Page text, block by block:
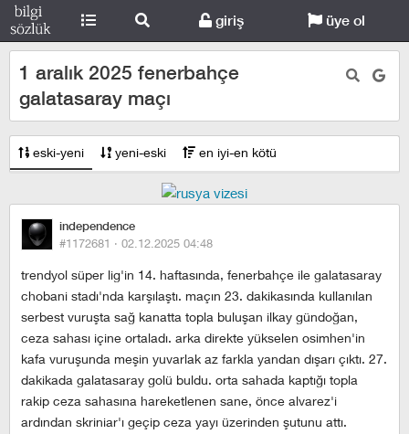
giriş üye ol
1 aralık 2025 fenerbahçe
galatasaray maçı
eski-yeni yeni-eski en iyi-en kötü
independence
#1172681 · 02.12.2025 04:48
trendyol süper lig'in 14. haftasında, fenerbahçe ile galatasaray
chobani stadı'nda karşılaştı. maçın 23. dakikasında kullanılan
serbest vuruşta sağ kanatta topla buluşan i̇lkay gündoğan,
ceza sahası içine ortaladı. arka direkte yükselen osimhen'in
kafa vuruşunda meşin yuvarlak az farkla yandan dışarı çıktı. 27.
dakikada galatasaray golü buldu. orta sahada kaptığı topla
rakip ceza sahasına hareketlenen sane, önce alvarez'i
ardından skriniar'ı geçip ceza yayı üzerinden şutunu attı.